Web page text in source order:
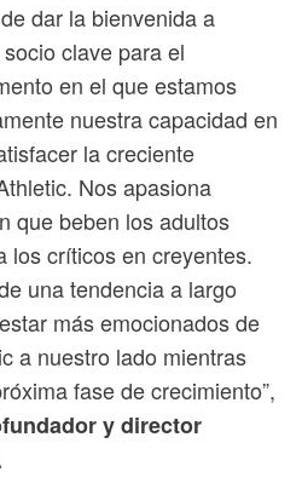
dar la bienvenida a
clave para el
en el que estamos
nuestra capacidad en
la creciente
Nos apasiona
que beben los adultos
los críticos en creyentes.
una tendencia a largo
más emocionados de
a nuestro lado mientras
fase de crecimiento”,
y director